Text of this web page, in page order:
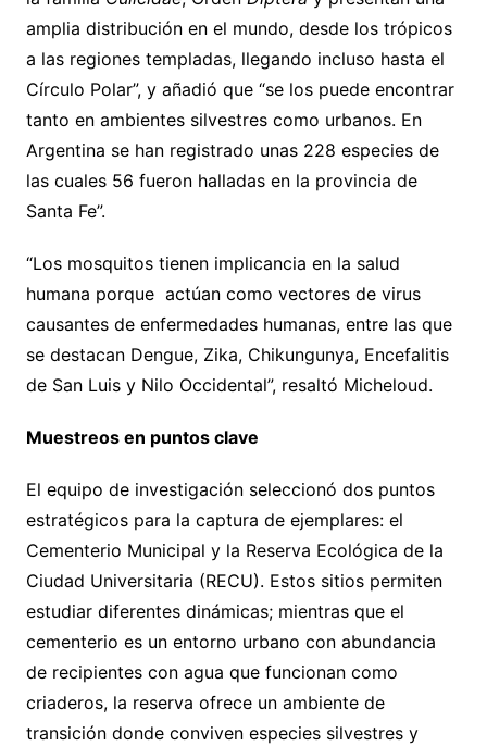
amplia distribución en el mundo, desde los trópicos
a las regiones templadas, llegando incluso hasta el
Círculo Polar”, y añadió que “se los puede encontrar
tanto en ambientes silvestres como urbanos. En
Argentina se han registrado unas 228 especies de
las cuales 56 fueron halladas en la provincia de
Santa Fe”.
“Los mosquitos tienen implicancia en la salud
humana porque actúan como vectores de virus
causantes de enfermedades humanas, entre las que
se destacan Dengue, Zika, Chikungunya, Encefalitis
de San Luis y Nilo Occidental”, resaltó Micheloud.
Muestreos en puntos clave
El equipo de investigación seleccionó dos puntos
estratégicos para la captura de ejemplares: el
Cementerio Municipal y la Reserva Ecológica de la
Ciudad Universitaria (RECU). Estos sitios permiten
estudiar diferentes dinámicas; mientras que el
cementerio es un entorno urbano con abundancia
de recipientes con agua que funcionan como
criaderos, la reserva ofrece un ambiente de
transición donde conviven especies silvestres y